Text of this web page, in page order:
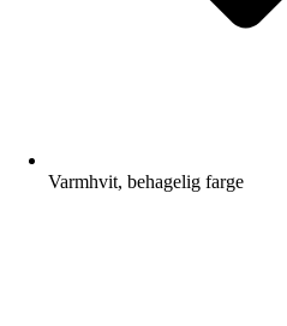
Varmhvit, behagelig farge